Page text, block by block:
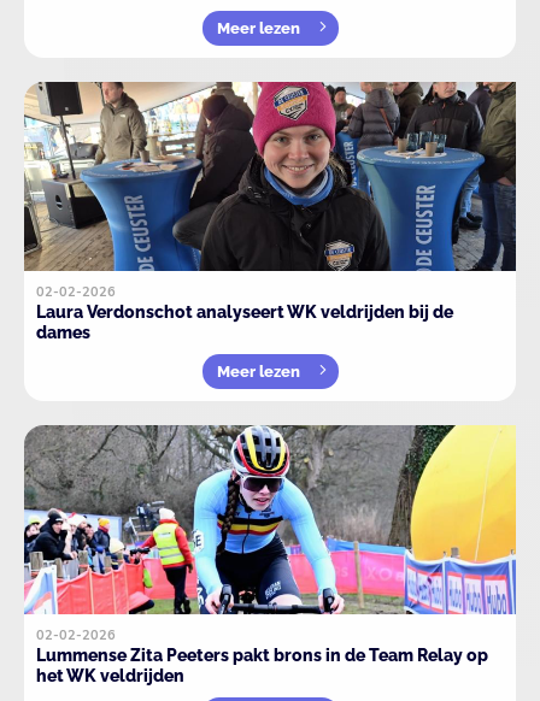
Meer lezen
02-02-2026
Laura Verdonschot analyseert WK veldrijden bij de
dames
Meer lezen
02-02-2026
Lummense Zita Peeters pakt brons in de Team Relay op
het WK veldrijden